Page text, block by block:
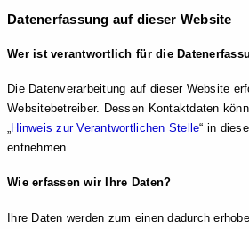
Datenerfassung auf dieser Website
Wer ist verantwortlich für die
Die Datenverarbeitung auf dieser Website
Websitebetreiber. Dessen Kontaktdaten
„Hinweis zur Verantwortlichen Stelle“ in
entnehmen.
Wie erfassen wir Ihre Daten?
Ihre Daten werden zum einen dadurch